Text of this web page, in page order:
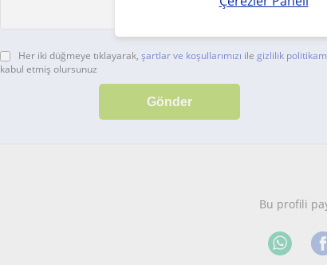
Her iki düğmeye tıklayarak, şartlar ve koşullarımızı ile gizlilik
kabul etmiş olursunuz
Bu profili